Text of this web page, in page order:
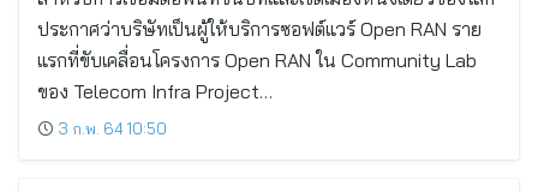
ประกาศว่าบริษัทเป็นผู้ให้บริการซอฟต์แวร์ Open RAN ราย
แรกที่ขับเคลื่อนโครงการ Open RAN ใน Community Lab
ของ Telecom Infra Project…
3 ก.พ. 64 10:50